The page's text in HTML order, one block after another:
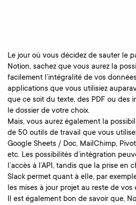
Le jour où vous décidez de sauter le
Notion, sachez que vous aurez la
facilement l’intégralité de vos
applications que vous utilisiez
que ce soit du texte, des PDF ou des
le dossier de votre choix.
Mais, vous aurez également la
de 50 outils de travail que vous
Google Sheets / Doc, MailChimp,
etc. Les possibilités d’intégration
l’accès à l’API, tandis que la prise en
Slack permet quant à elle, par
les mises à jour projet au reste de vos
Il est également bon de savoir que,